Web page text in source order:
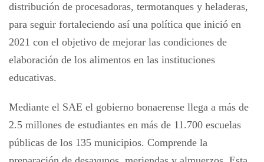
distribución de procesadoras, termotanques y heladeras,
para seguir fortaleciendo así una política que inició en
2021 con el objetivo de mejorar las condiciones de
elaboración de los alimentos en las instituciones
educativas.
Mediante el SAE el gobierno bonaerense llega a más de
2.5 millones de estudiantes en más de 11.700 escuelas
públicas de los 135 municipios. Comprende la